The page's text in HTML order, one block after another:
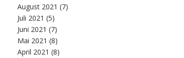
August 2021 (7)
Juli 2021 (5)
Juni 2021 (7)
Mai 2021 (8)
April 2021 (8)